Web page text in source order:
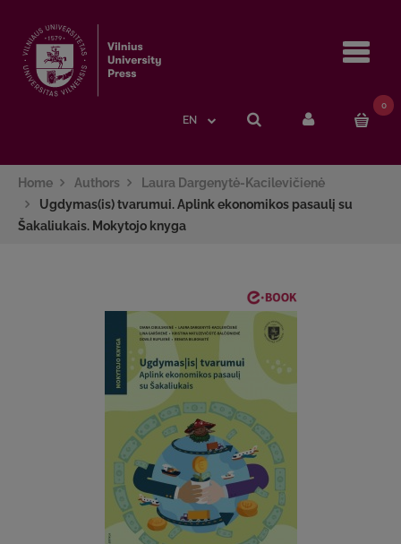
EN
0
Home Authors
Laura Dargenytė-Kacilevičienė
Ugdymas(is) tvarumui. Aplink ekonomikos pasaulį su
Šakaliukais. Mokytojo knyga